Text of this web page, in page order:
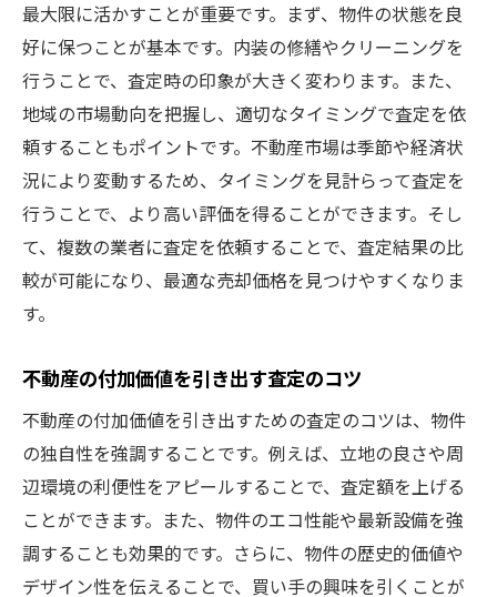
最大限に活かすことが重要です。まず、物件の状態を良
好に保つことが基本です。内装の修繕やクリーニングを
行うことで、査定時の印象が大きく変わります。また、
地域の市場動向を把握し、適切なタイミングで査定を依
頼することもポイントです。不動産市場は季節や経済状
況により変動するため、タイミングを見計らって査定を
行うことで、より高い評価を得ることができます。そし
て、複数の業者に査定を依頼することで、査定結果の比
較が可能になり、最適な売却価格を見つけやすくなりま
す。
不動産の付加価値を引き出す査定のコツ
不動産の付加価値を引き出すための査定のコツは、物件
の独自性を強調することです。例えば、立地の良さや周
辺環境の利便性をアピールすることで、査定額を上げる
ことができます。また、物件のエコ性能や最新設備を強
調することも効果的です。さらに、物件の歴史的価値や
デザイン性を伝えることで、買い手の興味を引くことが